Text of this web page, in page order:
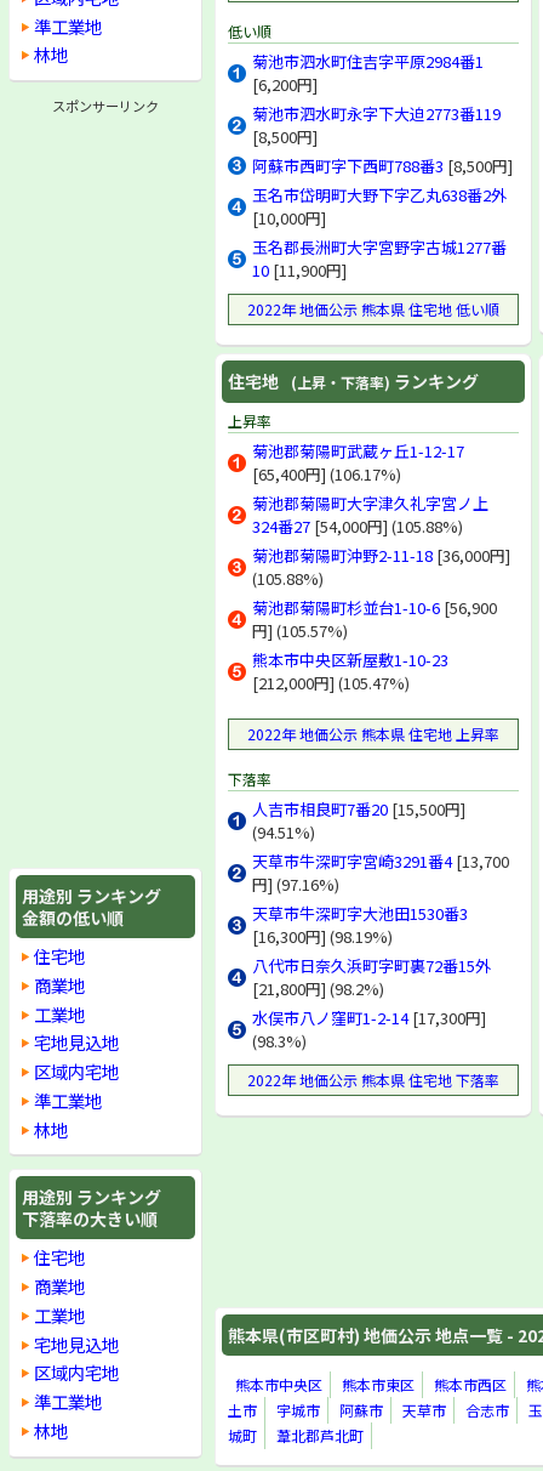
低い順
菊池市泗水町住吉字平原2984番1
[6,200円]
菊池市泗水町永字下大迫2773番119
[8,500円]
阿蘇市西町字下西町788番3 [8,500円]
玉名市岱明町大野下字乙丸638番2外
[10,000円]
玉名郡長洲町大字宮野字古城1277番
10 [11,900円]
2022年 地価公示 熊本県 住宅地 低い順
住宅地 (上昇・下落率) ランキング
上昇率
菊池郡菊陽町武蔵ヶ丘1-12-17
[65,400円] (106.17%)
菊池郡菊陽町大字津久礼字宮ノ上
324番27 [54,000円] (105.88%)
菊池郡菊陽町沖野2-11-18 [36,000円]
(105.88%)
菊池郡菊陽町杉並台1-10-6 [56,900
円] (105.57%)
熊本市中央区新屋敷1-10-23
[212,000円] (105.47%)
2022年 地価公示 熊本県 住宅地 上昇率
下落率
人吉市相良町7番20 [15,500円]
(94.51%)
天草市牛深町字宮崎3291番4[13,700
円] (97.16%)
天草市牛深町字大池田1530番3
[16,300円] (98.19%)
八代市日奈久浜町字町裏72番15外
[21,800円] (98.2%)
水俣市八ノ窪町1-2-14[17,300円]
(98.3%)
2022年 地価公示 熊本県 住宅地 下落率
熊本県(市区町村) 地価公示 地点一覧 -
熊本市中央区 熊本市東区 熊本市西区
土市
宇城市 阿蘇市 天草市 合志市
城町
葦北郡芦北町
準工業地
林地
スポンサーリンク
用途別 ランキング
金額の低い順
住宅地
商業地
工業地
宅地見込地
区域内宅地
準工業地
林地
用途別 ランキング
下落率の大きい順
住宅地
商業地
工業地
宅地見込地
区域内宅地
準工業地
林地